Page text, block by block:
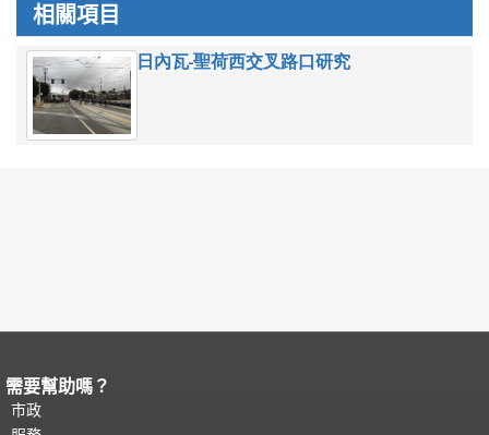
相關項目
日內瓦-聖荷西交叉路口研究
頁面內容結束。
都會重複顯示。
需要幫助嗎？
市政